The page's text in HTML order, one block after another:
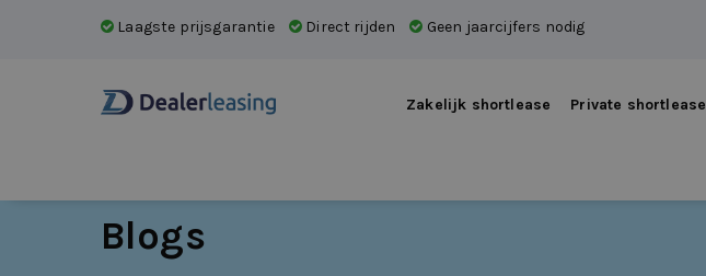
Laagste prijsgarantie Direct rijden Geen jaarcijfers nodig
Zakelijk shortlease Private shortlease
Blogs